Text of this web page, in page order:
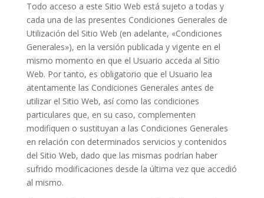
Todo acceso a este Sitio Web está sujeto a todas y
cada una de las presentes Condiciones Generales de
Utilización del Sitio Web (en adelante, «Condiciones
Generales»), en la versión publicada y vigente en el
mismo momento en que el Usuario acceda al Sitio
Web. Por tanto, es obligatorio que el Usuario lea
atentamente las Condiciones Generales antes de
utilizar el Sitio Web, así como las condiciones
particulares que, en su caso, complementen
modifiquen o sustituyan a las Condiciones Generales
en relación con determinados servicios y contenidos
del Sitio Web, dado que las mismas podrían haber
sufrido modificaciones desde la última vez que accedió
al mismo.